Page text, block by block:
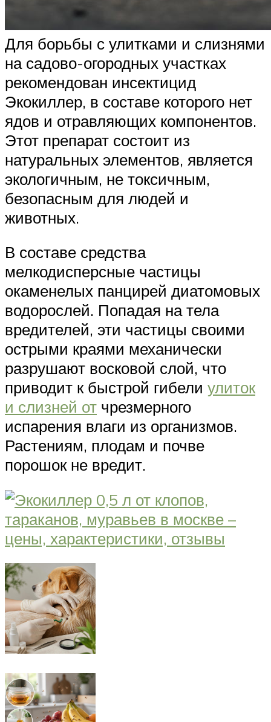
Для борьбы с улитками и слизнями
на садово-огородных участках
рекомендован инсектицид
Экокиллер, в составе которого нет
ядов и отравляющих компонентов.
Этот препарат состоит из
натуральных элементов, является
экологичным, не токсичным,
безопасным для людей и
животных.
В составе средства
мелкодисперсные частицы
окаменелых панцирей диатомовых
водорослей. Попадая на тела
вредителей, эти частицы своими
острыми краями механически
разрушают восковой слой, что
приводит к быстрой гибели улиток
и слизней от чрезмерного
испарения влаги из организмов.
Растениям, плодам и почве
порошок не вредит.